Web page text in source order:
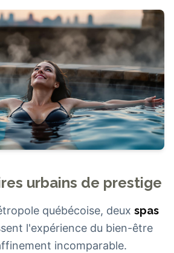
urbains de prestige
québécoise, deux spas
l'expérience du bien-être
incomparable.